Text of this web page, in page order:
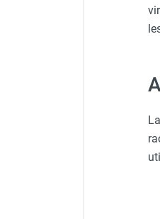
cheminée à
Chauffage
infrarouge/
Chauffage
Chauffage
combustion
Chauffage
Chauffage
Chaudière